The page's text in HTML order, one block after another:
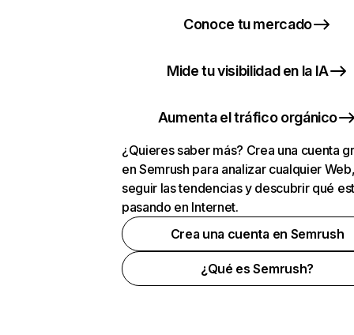
Conoce tu mercado
Mide tu visibilidad en la IA
Aumenta el tráfico orgánico
¿Quieres saber más? Crea una cuenta
en Semrush para analizar cualquier
seguir las tendencias y descubrir qué
pasando en Internet.
Crea una cuenta en Semrush
¿Qué es Semrush?